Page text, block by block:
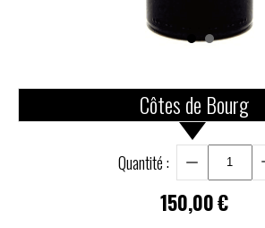
Côtes de Bourg
Quantité :
150,00€